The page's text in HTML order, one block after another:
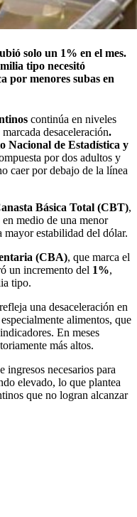
solo un 1% en el mes.
tipo necesitó
por menores subas en
continúa en niveles
desaceleración.
Nacional de Estadística y
por dos adultos y
caer por debajo de la línea
Básica Total (CBT),
en medio de una menor
estabilidad del dólar.
(CBA), que marca el
un incremento del 1%,
tipo.
una desaceleración en
alimentos, que
En meses
más altos.
ingresos necesarios para
elevado, lo que plantea
que no logran alcanzar